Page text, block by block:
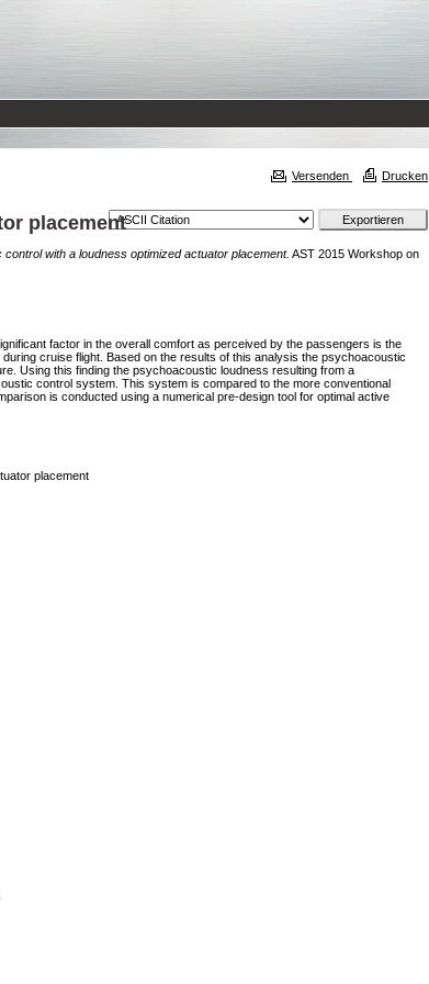
Versenden Drucken
placement
with a loudness optimized actuator placement. AST 2015 Workshop on
factor in the overall comfort as perceived by the passengers is the
cruise flight. Based on the results of this analysis the psychoacoustic
Using this finding the psychoacoustic loudness resulting from a
control system. This system is compared to the more conventional
is conducted using a numerical pre-design tool for optimal active
placement